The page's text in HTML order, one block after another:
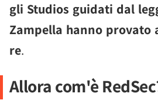
gli Studios guidati dal
Zampella hanno provato
re.
Allora com'è